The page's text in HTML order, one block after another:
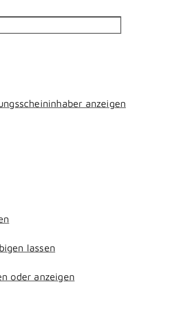
anzeigen
lassen
oder anzeigen